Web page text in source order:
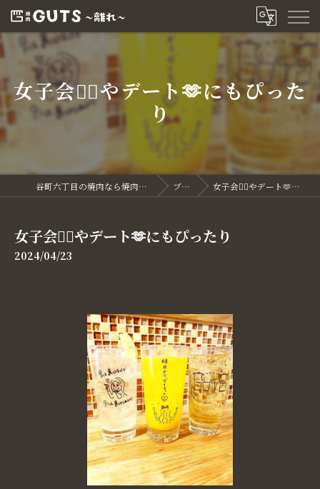
女子会👯‍♀️やデート🫶にもぴった
り
谷町六丁目の焼肉なら焼肉GUTS～離れ～ ブログ 女子会👯‍♀️やデート🫶にもぴったり
女子会👯‍♀️やデート🫶にもぴったり
2024/04/23